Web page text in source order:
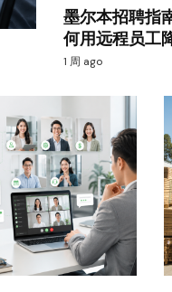
墨尔本招聘指
何用远程员工
1 周 ago